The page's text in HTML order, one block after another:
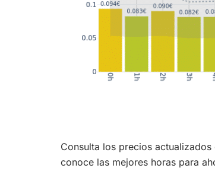
Consulta los precios
conoce las mejores horas para